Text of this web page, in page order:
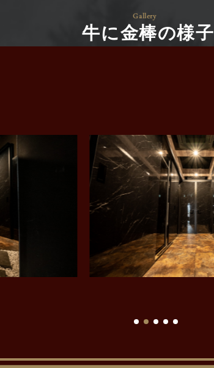
牛に金棒の様子